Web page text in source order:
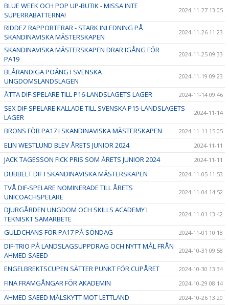
BLUE WEEK OCH POP UP-BUTIK - MISSA INTE
SUPERRABATTERNA!
2024-11-27 13:05
RIDDEZ RAPPORTERAR - STARK INLEDNING PÅ
SKANDINAVISKA MÄSTERSKAPEN
2024-11-26 11:23
SKANDINAVISKA MÄSTERSKAPEN DRAR IGÅNG FÖR
PA19
2024-11-25 09:33
BLÅRANDIGA POÄNG I SVENSKA
UNGDOMSLANDSLAGEN
2024-11-19 09:23
ÅTTA DIF-SPELARE TILL P16-LANDSLAGETS LÄGER 2024-11-14 09:46
SEX DIF-SPELARE KALLADE TILL SVENSKA P15-LANDSLAGETS
LÄGER
2024-11-14
BRONS FÖR PA17 I SKANDINAVISKA MÄSTERSKAPEN 2024-11-11 15:05
ELIN WESTLUND BLEV ÅRETS JUNIOR 2024 2024-11-11
JACK TAGESSON FICK PRIS SOM ÅRETS JUNIOR 2024 2024-11-11
DUBBELT DIF I SKANDINAVISKA MÄSTERSKAPEN 2024-11-05 11:53
TVÅ DIF-SPELARE NOMINERADE TILL ÅRETS
UNICOACHSPELARE
2024-11-04 14:52
DJURGÅRDEN UNGDOM OCH SKILLS ACADEMY I
TEKNISKT SAMARBETE
2024-11-01 13:42
GULDCHANS FÖR PA17 PÅ SÖNDAG 2024-11-01 10:18
DIF-TRIO PÅ LANDSLAGSUPPDRAG OCH NYTT MÅL FRÅN
AHMED SAEED
2024-10-31 09:58
ENGELBREKTSCUPEN SÄTTER PUNKT FÖR CUPÅRET 2024-10-30 13:34
FINA FRAMGÅNGAR FÖR AKADEMIN 2024-10-29 08:14
AHMED SAEED MÅLSKYTT MOT LETTLAND 2024-10-26 13:20